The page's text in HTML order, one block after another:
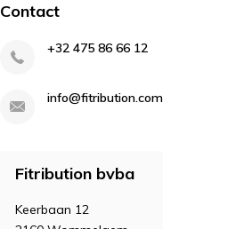
Contact
+32 475 86 66 12
info@fitribution.com
Fitribution bvba
Keerbaan 12